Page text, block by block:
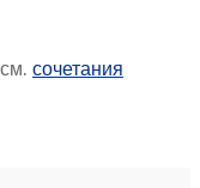
сочетания